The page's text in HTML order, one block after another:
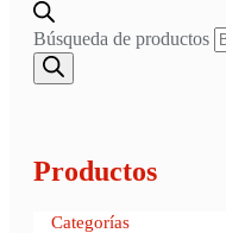
Búsqueda de productos
Productos
Categorías